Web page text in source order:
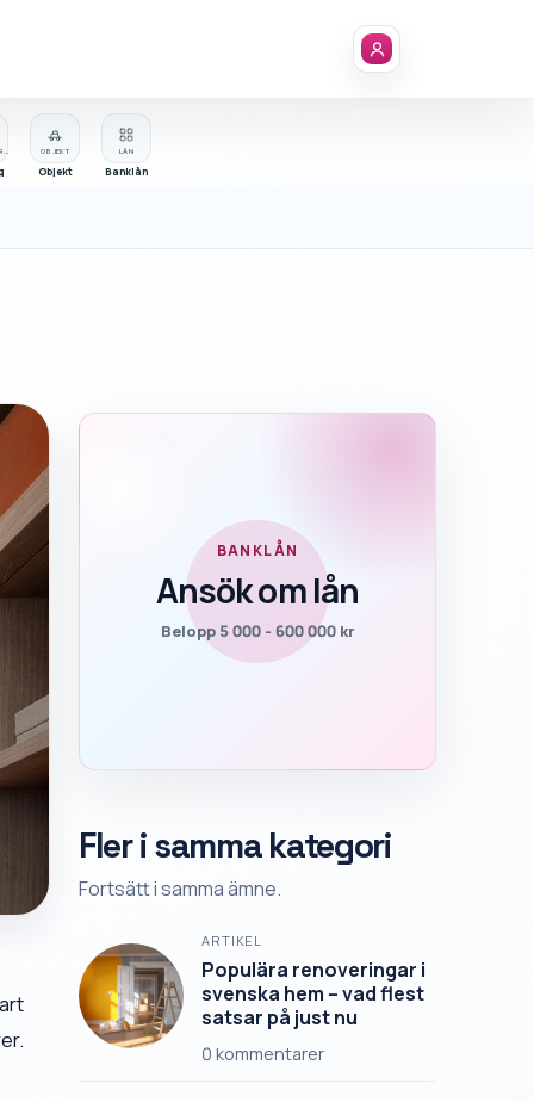
OBJEKT
Objekt
LÅN
Banklån
BANKLÅN
Ansök om lån
Belopp 5 000 - 600 000 kr
Fler i samma kategori
Fortsätt i samma ämne.
ARTIKEL
Populära renoveringar i
svenska hem – vad flest
satsar på just nu
0 kommentarer